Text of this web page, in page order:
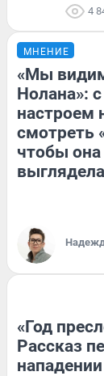
4
МНЕНИЕ
«Мы
Нолана»:
настроем
смотреть
чтобы она
«Год
Рассказ